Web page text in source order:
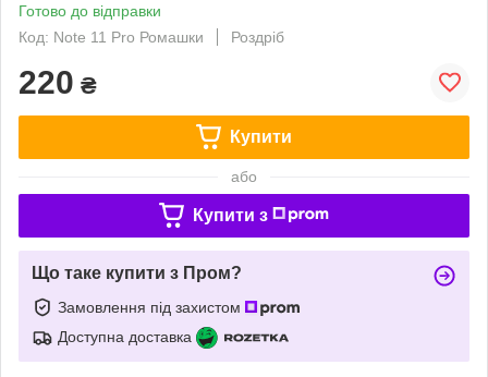
Готово до відправки
Код: Note 11 Pro Ромашки
Роздріб
220 ₴
Купити
або
Купити з
Що таке купити з Пром?
Замовлення під захистом
Доступна доставка